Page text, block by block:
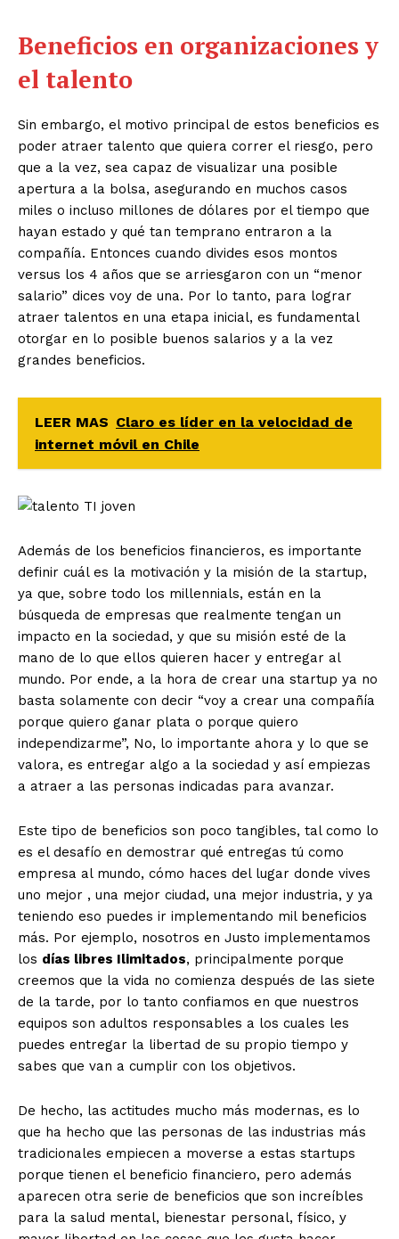
Beneficios en organizaciones y
el talento
Sin embargo, el motivo principal de estos beneficios es
poder atraer talento que quiera correr el riesgo, pero
que a la vez, sea capaz de visualizar una posible
apertura a la bolsa, asegurando en muchos casos
miles o incluso millones de dólares por el tiempo que
hayan estado y qué tan temprano entraron a la
compañía. Entonces cuando divides esos montos
versus los 4 años que se arriesgaron con un “menor
salario” dices voy de una. Por lo tanto, para lograr
atraer talentos en una etapa inicial, es fundamental
otorgar en lo posible buenos salarios y a la vez
grandes beneficios.
LEER MAS Claro es líder en la velocidad de
internet móvil en Chile
Además de los beneficios financieros, es importante
definir cuál es la motivación y la misión de la startup,
ya que, sobre todo los millennials, están en la
búsqueda de empresas que realmente tengan un
impacto en la sociedad, y que su misión esté de la
mano de lo que ellos quieren hacer y entregar al
mundo. Por ende, a la hora de crear una startup ya no
basta solamente con decir “voy a crear una compañía
porque quiero ganar plata o porque quiero
independizarme”, No, lo importante ahora y lo que se
valora, es entregar algo a la sociedad y así empiezas
a atraer a las personas indicadas para avanzar.
Este tipo de beneficios son poco tangibles, tal como lo
es el desafío en demostrar qué entregas tú como
empresa al mundo, cómo haces del lugar donde vives
uno mejor , una mejor ciudad, una mejor industria, y ya
teniendo eso puedes ir implementando mil beneficios
más. Por ejemplo, nosotros en Justo implementamos
los días libres Ilimitados, principalmente porque
creemos que la vida no comienza después de las siete
de la tarde, por lo tanto confiamos en que nuestros
equipos son adultos responsables a los cuales les
puedes entregar la libertad de su propio tiempo y
sabes que van a cumplir con los objetivos.
De hecho, las actitudes mucho más modernas, es lo
que ha hecho que las personas de las industrias más
tradicionales empiecen a moverse a estas startups
porque tienen el beneficio financiero, pero además
aparecen otra serie de beneficios que son increíbles
para la salud mental, bienestar personal, físico, y